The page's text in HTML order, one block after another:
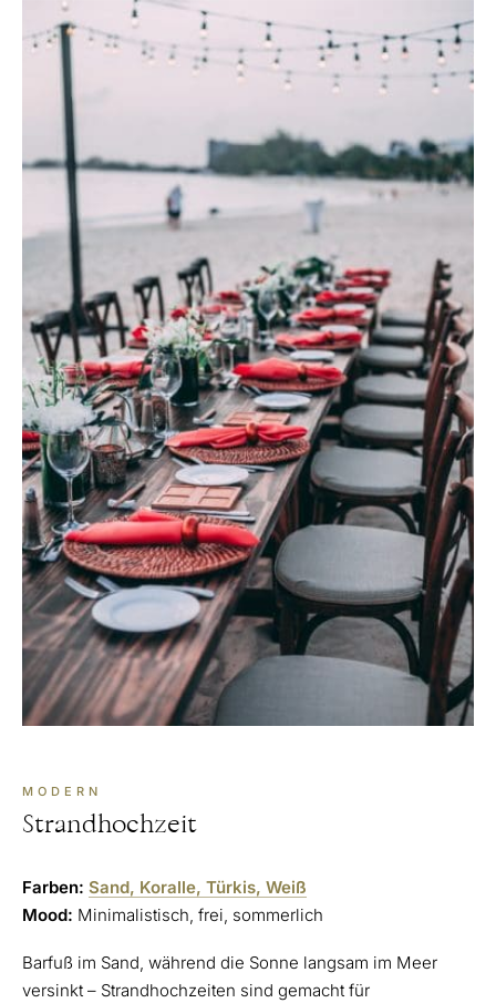
MODERN
Strandhochzeit
Farben: Sand, Koralle, Türkis, Weiß
Mood: Minimalistisch, frei, sommerlich
Barfuß im Sand, während die Sonne langsam im Meer
versinkt – Strandhochzeiten sind gemacht für